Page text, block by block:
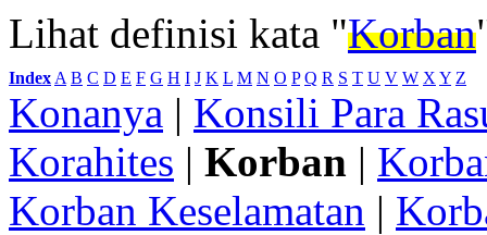
Lihat definisi kata "Korban
Index: A B C D E F G H I J K L M N O P Q R S T U V W X Y Z
Konanya | Konsili Para
Korahites | Korban |
Korban Keselamatan |